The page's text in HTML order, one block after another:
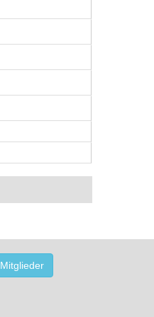
Mitglieder